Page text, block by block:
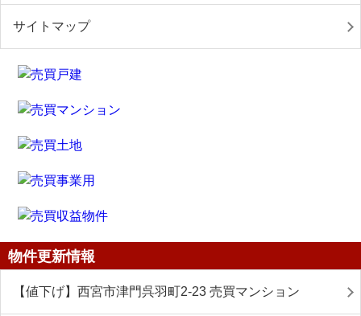
サイトマップ
物件更新情報
【値下げ】西宮市津門呉羽町2-23 売買マンション